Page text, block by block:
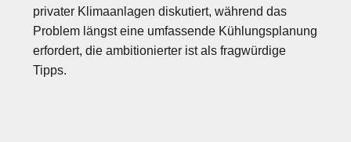
privater Klimaanlagen diskutiert, während das
Problem längst eine umfassende Kühlungsplanung
erfordert, die ambitionierter ist als fragwürdige
Tipps.